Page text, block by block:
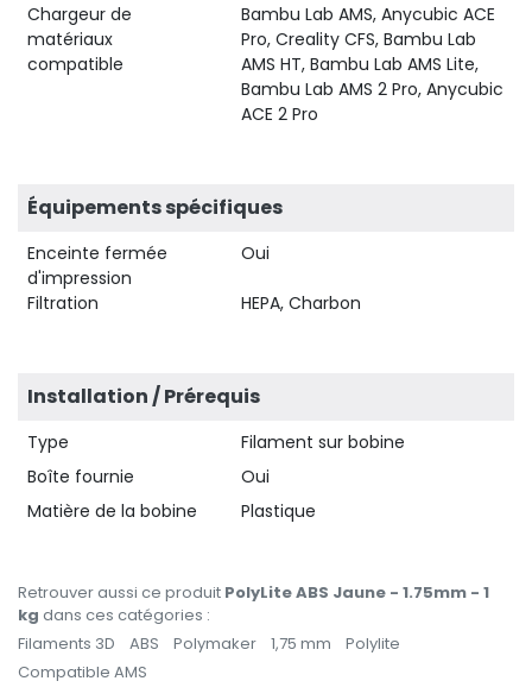
Chargeur de
matériaux
compatible
Bambu Lab AMS, Anycubic ACE
Pro, Creality CFS, Bambu Lab
AMS HT, Bambu Lab AMS Lite,
Bambu Lab AMS 2 Pro, Anycubic
ACE 2 Pro
Équipements spécifiques
Enceinte fermée
d'impression
Oui
Filtration HEPA, Charbon
Installation / Prérequis
Type
Filament sur bobine
Boîte fournie
Oui
Matière de la bobine
Plastique
Retrouver aussi ce produit PolyLite ABS Jaune - 1.75mm - 1
kg dans ces catégories :
Filaments 3D
ABS Polymaker 1,75 mm
Polylite
Compatible AMS